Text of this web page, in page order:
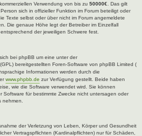
Verwendung von bis zu 50000€ . Das gilt
sich in offizieller Funktion im Forum beteiligt oder
Texte selbst oder über nicht im Forum angemeldete
Die genaue Höhe legt der Betreiber im Einzelfall
der jeweiligen Schwere fest.
bei phpBB um eine unter der
(GPL) bereitgestellten Foren-Software von phpBB Limited (
Informationen werden durch die
www.phpbb.de zur Verfügung gestellt. Beide haben
wie die Software verwendet wird. Sie können
Software für bestimmte Zwecke nicht untersagen oder
der Verletzung von Leben, Körper und Gesundheit
Vertragspflichten (Kardinalpflichten) nur für Schäden,